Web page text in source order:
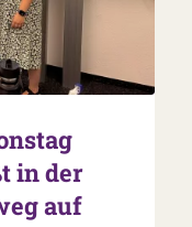
in der
auf